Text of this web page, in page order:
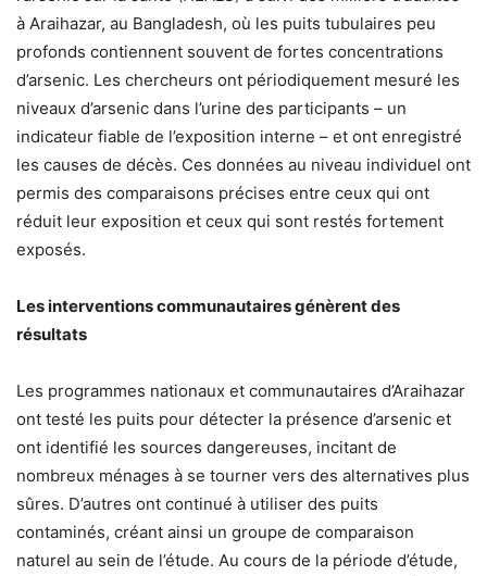
à Araihazar, au Bangladesh, où les puits tubulaires peu
profonds contiennent souvent de fortes concentrations
d’arsenic. Les chercheurs ont périodiquement mesuré les
niveaux d’arsenic dans l’urine des participants – un
indicateur fiable de l’exposition interne – et ont enregistré
les causes de décès. Ces données au niveau individuel ont
permis des comparaisons précises entre ceux qui ont
réduit leur exposition et ceux qui sont restés fortement
exposés.
Les interventions communautaires génèrent des
résultats
Les programmes nationaux et communautaires d’Araihazar
ont testé les puits pour détecter la présence d’arsenic et
ont identifié les sources dangereuses, incitant de
nombreux ménages à se tourner vers des alternatives plus
sûres. D’autres ont continué à utiliser des puits
contaminés, créant ainsi un groupe de comparaison
naturel au sein de l’étude. Au cours de la période d’étude,